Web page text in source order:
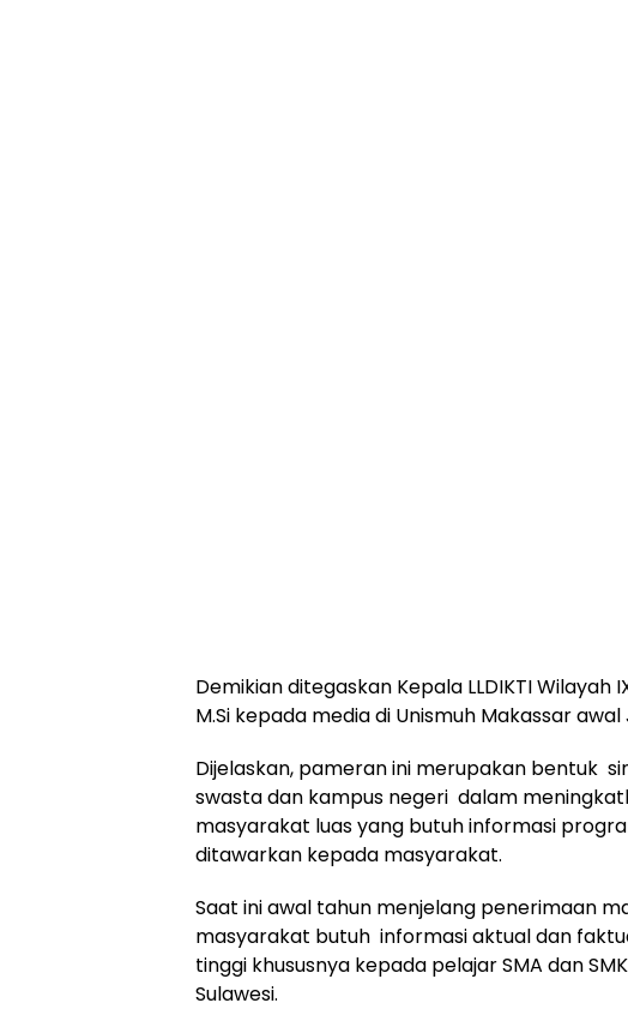
Demikian ditegaskan Kepala LLDIKTI Wilayah
M.Si kepada media di Unismuh Makassar awal
Dijelaskan, pameran ini merupakan bentuk
swasta dan kampus negeri dalam
masyarakat luas yang butuh informasi
ditawarkan kepada masyarakat.
Saat ini awal tahun menjelang penerimaan
masyarakat butuh informasi aktual dan
tinggi khususnya kepada pelajar SMA dan
Sulawesi.